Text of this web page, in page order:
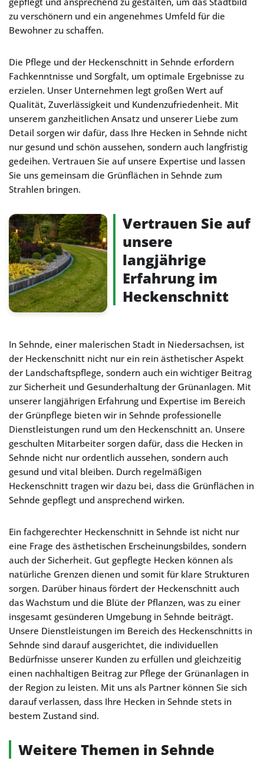
zu verschönern und ein angenehmes Umfeld für die
Bewohner zu schaffen.
Die Pflege und der Heckenschnitt in Sehnde erfordern
Fachkenntnisse und Sorgfalt, um optimale Ergebnisse zu
erzielen. Unser Unternehmen legt großen Wert auf
Qualität, Zuverlässigkeit und Kundenzufriedenheit. Mit
unserem ganzheitlichen Ansatz und unserer Liebe zum
Detail sorgen wir dafür, dass Ihre Hecken in Sehnde nicht
nur gesund und schön aussehen, sondern auch langfristig
gedeihen. Vertrauen Sie auf unsere Expertise und lassen
Sie uns gemeinsam die Grünflächen in Sehnde zum
Strahlen bringen.
Vertrauen Sie auf
unsere
langjährige
Erfahrung im
Heckenschnitt
In Sehnde, einer malerischen Stadt in Niedersachsen, ist
der Heckenschnitt nicht nur ein rein ästhetischer Aspekt
der Landschaftspflege, sondern auch ein wichtiger Beitrag
zur Sicherheit und Gesunderhaltung der Grünanlagen. Mit
unserer langjährigen Erfahrung und Expertise im Bereich
der Grünpflege bieten wir in Sehnde professionelle
Dienstleistungen rund um den Heckenschnitt an. Unsere
geschulten Mitarbeiter sorgen dafür, dass die Hecken in
Sehnde nicht nur ordentlich aussehen, sondern auch
gesund und vital bleiben. Durch regelmäßigen
Heckenschnitt tragen wir dazu bei, dass die Grünflächen in
Sehnde gepflegt und ansprechend wirken.
Ein fachgerechter Heckenschnitt in Sehnde ist nicht nur
eine Frage des ästhetischen Erscheinungsbildes, sondern
auch der Sicherheit. Gut gepflegte Hecken können als
natürliche Grenzen dienen und somit für klare Strukturen
sorgen. Darüber hinaus fördert der Heckenschnitt auch
das Wachstum und die Blüte der Pflanzen, was zu einer
insgesamt gesünderen Umgebung in Sehnde beiträgt.
Unsere Dienstleistungen im Bereich des Heckenschnitts in
Sehnde sind darauf ausgerichtet, die individuellen
Bedürfnisse unserer Kunden zu erfüllen und gleichzeitig
einen nachhaltigen Beitrag zur Pflege der Grünanlagen in
der Region zu leisten. Mit uns als Partner können Sie sich
darauf verlassen, dass Ihre Hecken in Sehnde stets in
bestem Zustand sind.
Weitere Themen in Sehnde